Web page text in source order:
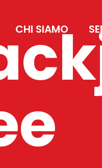
CHI SIAMO